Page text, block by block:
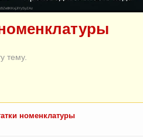
тему.
номенклатуры